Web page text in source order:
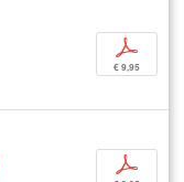
p
€ 9,95
p